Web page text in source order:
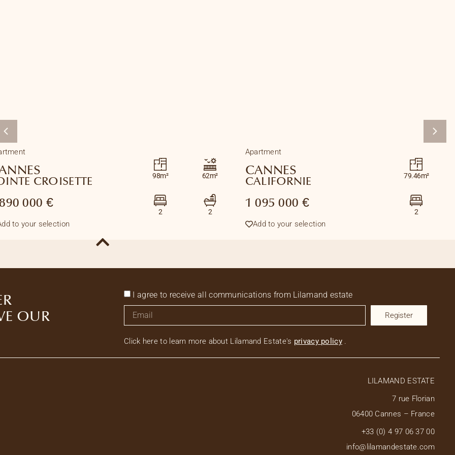
CROISETTE
000 €
to your selection
98m² 62m²
2 2
Apartment
CANNES
CALIFORNIE
1 095 000 €
Add to your selection
79.46m²
2
OUR
I agree to receive all communications from Lilamand estate
Register
Click here to learn more about Lilamand Estate's privacypolicy.
LILAMAND ESTATE
7 rue Florian
06400 Cannes – France
+33 (0) 4 97 06 37 00
info@lilamandestate.com